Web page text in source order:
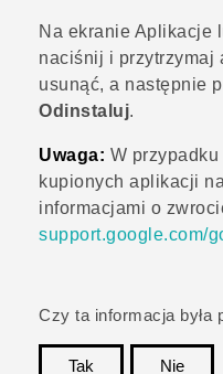
Na ekranie Aplikacje
naciśnij i przytrzymaj
usunąć, a następnie
Odinstaluj.
Uwaga: W
kupionych aplikacji
informacjami o
support.google.com/
Czy ta informacja była
Tak
Nie